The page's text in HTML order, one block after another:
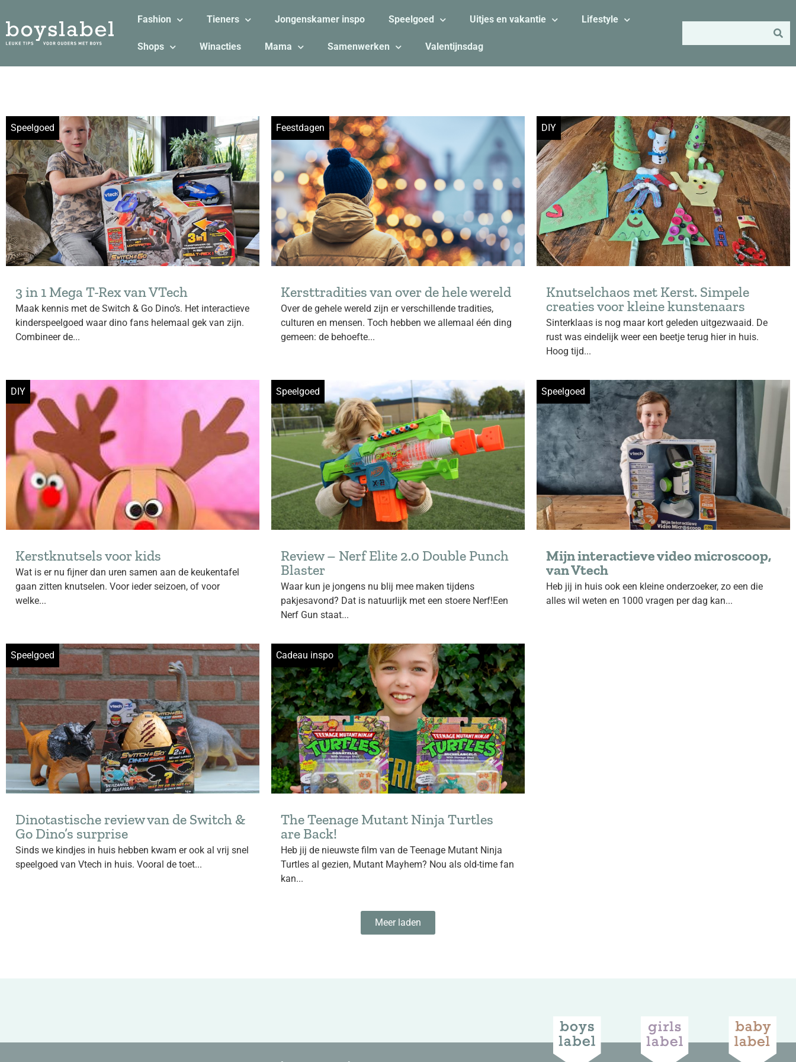
Fashion Tieners Jongenskamer inspo Speelgoed Uitjes en vakantie Lifestyle
Shops Winacties Mama Samenwerken Valentijnsdag
Speelgoed
3 in 1 Mega T-Rex van VTech
Maak kennis met de Switch & Go Dino’s. Het interactieve
kinderspeelgoed waar dino fans helemaal gek van zijn.
Combineer de...
Feestdagen
Kersttradities van over de hele wereld
Over de gehele wereld zijn er verschillende tradities,
culturen en mensen. Toch hebben we allemaal één ding
gemeen: de behoefte...
DIY
Knutselchaos met Kerst. Simpele
creaties voor kleine kunstenaars
Sinterklaas is nog maar kort geleden uitgezwaaid. De
rust was eindelijk weer een beetje terug hier in huis.
Hoog tijd...
DIY
Kerstknutsels voor kids
Wat is er nu fijner dan uren samen aan de keukentafel
gaan zitten knutselen. Voor ieder seizoen, of voor
welke...
Speelgoed
Review – Nerf Elite 2.0 Double Punch
Blaster
Waar kun je jongens nu blij mee maken tijdens
pakjesavond? Dat is natuurlijk met een stoere Nerf!Een
Nerf Gun staat...
Speelgoed
Mijn interactieve video microscoop,
van Vtech
Heb jij in huis ook een kleine onderzoeker, zo een die
alles wil weten en 1000 vragen per dag kan...
Speelgoed
Dinotastische review van de Switch &
Go Dino’s surprise
Sinds we kindjes in huis hebben kwam er ook al vrij snel
speelgoed van Vtech in huis. Vooral de toet...
Cadeau inspo
The Teenage Mutant Ninja Turtles
are Back!
Heb jij de nieuwste film van de Teenage Mutant Ninja
Turtles al gezien, Mutant Mayhem? Nou als old-time fan
kan...
Meer laden